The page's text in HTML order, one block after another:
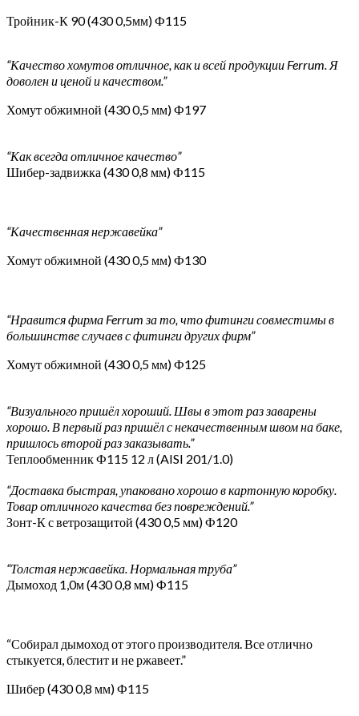
Тройник-К 90 (430 0,5мм) Ф115
“Качество хомутов отличное, как и всей продукции Ferrum. Я
доволен и ценой и качеством.”
Хомут обжимной (430 0,5 мм) Ф197
“Как всегда отличное качество”
Шибер-задвижка (430 0,8 мм) Ф115
“Качественная нержавейка”
Хомут обжимной (430 0,5 мм) Ф130
“Нравится фирма Ferrum за то, что фитинги совместимы в
большинстве случаев с фитинги других фирм”
Хомут обжимной (430 0,5 мм) Ф125
“Визуального пришёл хороший. Швы в этот раз заварены
хорошо. В первый раз пришёл с некачественным швом на баке,
пришлось второй раз заказывать.”
Теплообменник Ф115 12 л (AISI 201/1.0)
“Доставка быстрая, упаковано хорошо в картонную коробку.
Товар отличного качества без повреждений.”
Зонт-К с ветрозащитой (430 0,5 мм) Ф120
“Толстая нержавейка. Нормальная труба”
Дымоход 1,0м (430 0,8 мм) Ф115
“Собирал дымоход от этого производителя. Все отлично
стыкуется, блестит и не ржавеет.”
Шибер (430 0,8 мм) Ф115